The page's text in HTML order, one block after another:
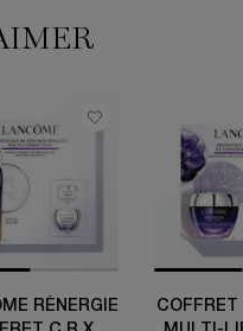
RÉNERGIE
COFFRET